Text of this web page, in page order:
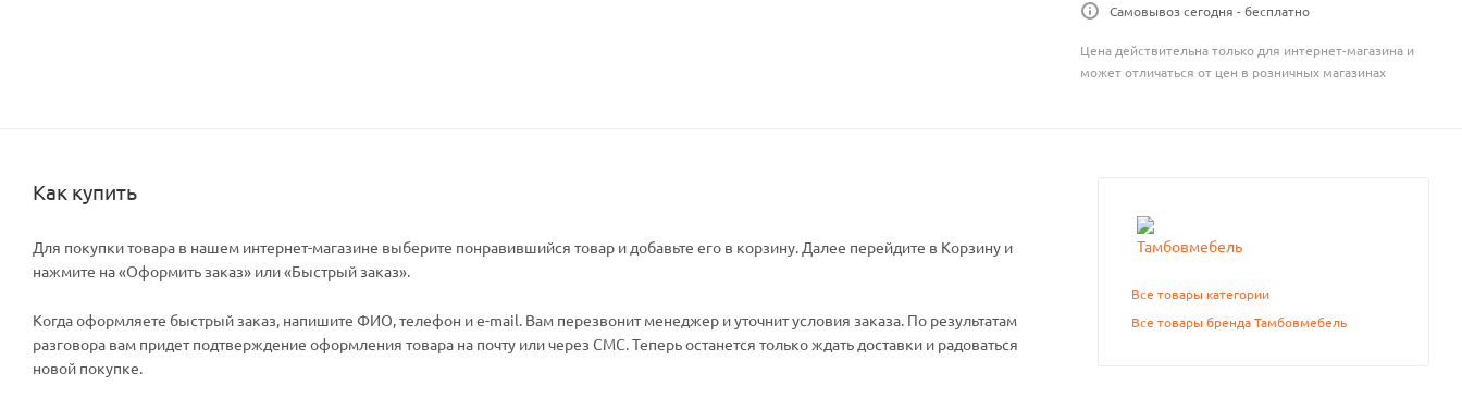
Самовывоз сегодня - бесплатно
Цена действительна только для интернет-магазина и
может отличаться от цен в розничных магазинах
Как купить
Для покупки товара в нашем интернет-магазине выберите понравившийся товар и добавьте его в корзину. Далее перейдите в Корзину и
нажмите на «Оформить заказ» или «Быстрый заказ».
Когда оформляете быстрый заказ, напишите ФИО, телефон и e-mail. Вам перезвонит менеджер и уточнит условия заказа. По результатам
разговора вам придет подтверждение оформления товара на почту или через СМС. Теперь останется только ждать доставки и радоваться
новой покупке.
Все товары категории
Все товары бренда Тамбовмебель